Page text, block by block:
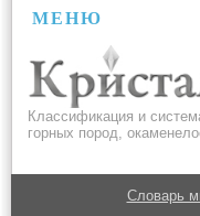
МЕНЮ
Классификация и
горных пород,
Словарь